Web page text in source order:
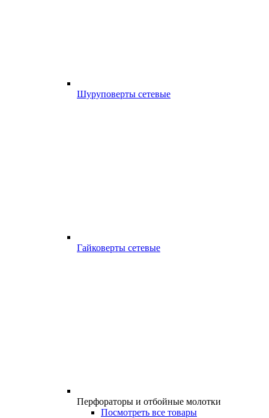
Шуруповерты сетевые
Гайковерты сетевые
Перфораторы и отбойные молотки
Посмотреть все товары